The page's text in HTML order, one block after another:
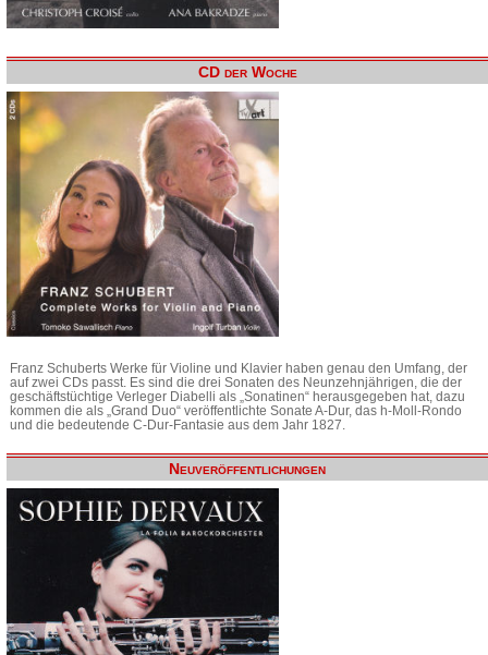
CD der Woche
Franz Schuberts Werke für Violine und Klavier haben genau den Umfang, der
auf zwei CDs passt. Es sind die drei Sonaten des Neunzehnjährigen, die der
geschäftstüchtige Verleger Diabelli als „Sonatinen“ herausgegeben hat, dazu
kommen die als „Grand Duo“ veröffentlichte Sonate A-Dur, das h-Moll-Rondo
und die bedeutende C-Dur-Fantasie aus dem Jahr 1827.
Neuveröffentlichungen